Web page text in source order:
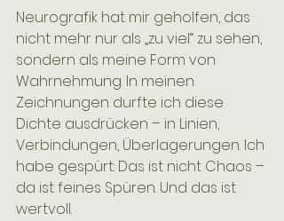
Neurografik hat mir geholfen, das
nicht mehr nur als „zu viel“ zu sehen,
sondern als meine Form von
Wahrnehmung. In meinen
Zeichnungen durfte ich diese
Dichte ausdrücken – in Linien,
Verbindungen, Überlagerungen. Ich
habe gespürt: Das ist nicht Chaos –
da ist feines Spüren. Und das ist
wertvoll.